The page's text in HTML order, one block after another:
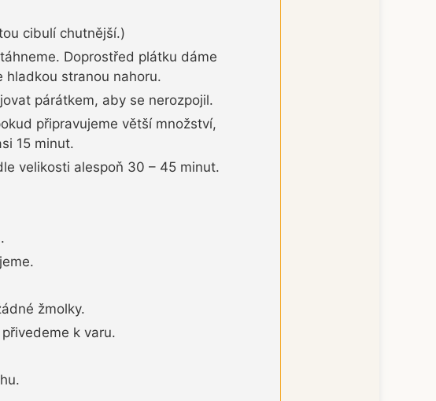
cibulí chutnější.)
Doprostřed plátku dáme
hladkou stranou nahoru.
párátkem, aby se nerozpojil.
připravujeme větší množství,
15 minut.
velikosti alespoň 30 – 45 minut.
žmolky.
k varu.